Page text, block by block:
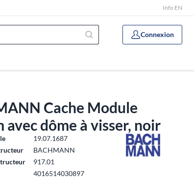
Info EN
Connexion
Cache Module
avec dôme à visser, noir
19.07.1687
BACHMANN
917.01
4016514030897